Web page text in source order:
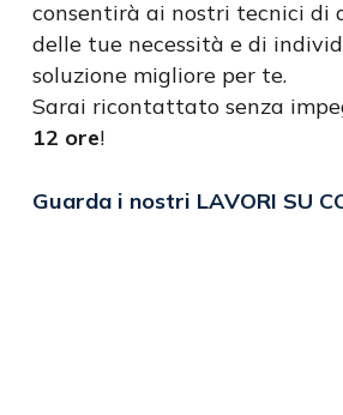
consentirà ai nostri tecnici di
delle tue necessità e di
soluzione migliore per te.
Sarai ricontattato senza
12 ore!
Guarda i nostri LAVORI SU